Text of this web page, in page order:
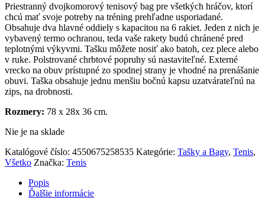
Priestranný dvojkomorový tenisový bag pre všetkých hráčov, ktorí
chcú mať svoje potreby na tréning prehľadne usporiadané.
Obsahuje dva hlavné oddiely s kapacitou na 6 rakiet. Jeden z nich je
vybavený termo ochranou, teda vaše rakety budú chránené pred
teplotnými výkyvmi. Tašku môžete nosiť ako batoh, cez plece alebo
v ruke. Polstrované chrbtové popruhy sú nastaviteľné. Externé
vrecko na obuv prístupné zo spodnej strany je vhodné na prenášanie
obuvi. Taška obsahuje jednu menšiu bočnú kapsu uzatvárateľnú na
zips, na drobnosti.
Rozmery: 78 x 28x 36 cm.
Nie je na sklade
Katalógové číslo: 4550675258535 Kategórie: Tašky a Bagy, Tenis,
Všetko Značka: Tenis
Popis
Ďalšie informácie